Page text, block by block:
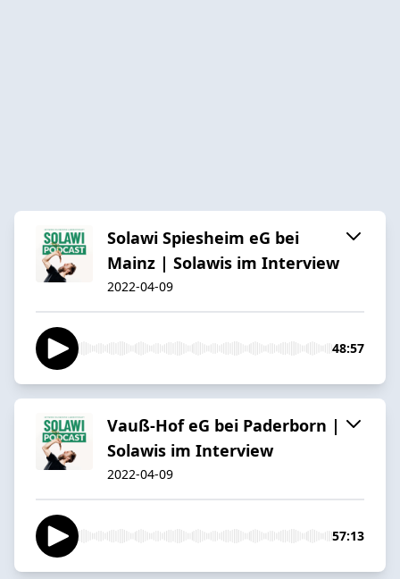
Solawi Spiesheim eG bei
Mainz | Solawis im Interview
2022-04-09
48:57
Vauß-Hof eG bei Paderborn |
Solawis im Interview
2022-04-09
57:13